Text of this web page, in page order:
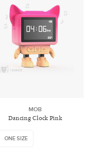
MOB
Dancing Clock Pink
ONE SIZE